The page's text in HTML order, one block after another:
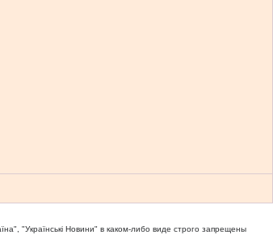
"Українськi Новини" в каком-либо виде строго запрещены